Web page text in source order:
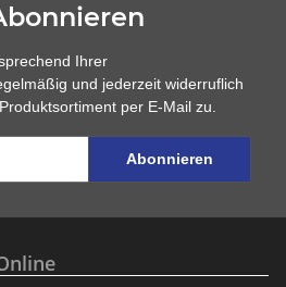
Ihrer
und jederzeit widerruflich
per E-Mail zu.
Abonnieren